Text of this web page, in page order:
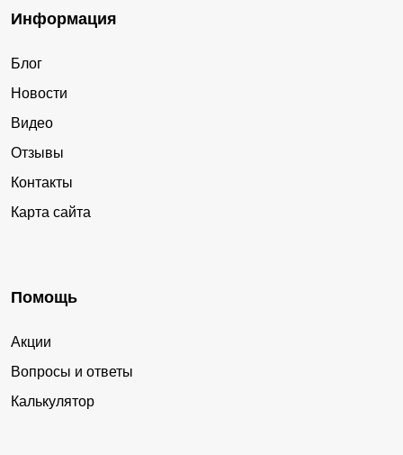
Информация
Блог
Новости
Видео
Отзывы
Контакты
Карта сайта
Помощь
Акции
Вопросы и ответы
Калькулятор